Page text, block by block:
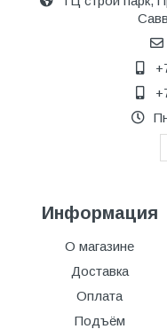
Информация
О магазине
Доставка
Оплата
Подъём